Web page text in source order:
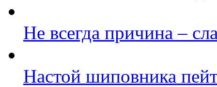
Не всегда причина –
Настой шиповника